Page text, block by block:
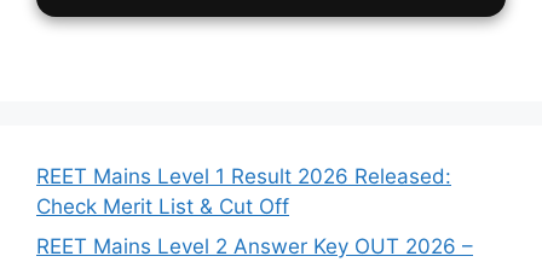
REET Mains Level 1 Result 2026 Released:
Check Merit List & Cut Off
REET Mains Level 2 Answer Key OUT 2026 –